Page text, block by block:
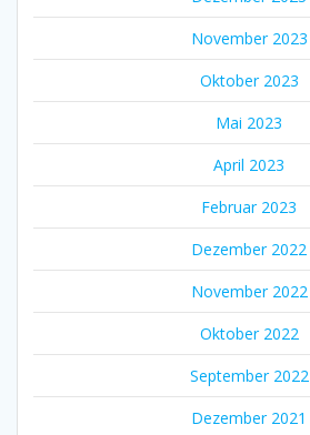
November 2023
Oktober 2023
Mai 2023
April 2023
Februar 2023
Dezember 2022
November 2022
Oktober 2022
September 2022
Dezember 2021